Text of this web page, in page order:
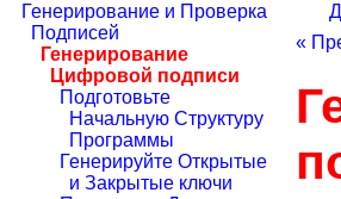
Генерирование и Проверка
Подписей
Генерирование
Цифровой подписи
Подготовьте
Начальную Структуру
Программы
Генерируйте Открытые
и Закрытые ключи
«